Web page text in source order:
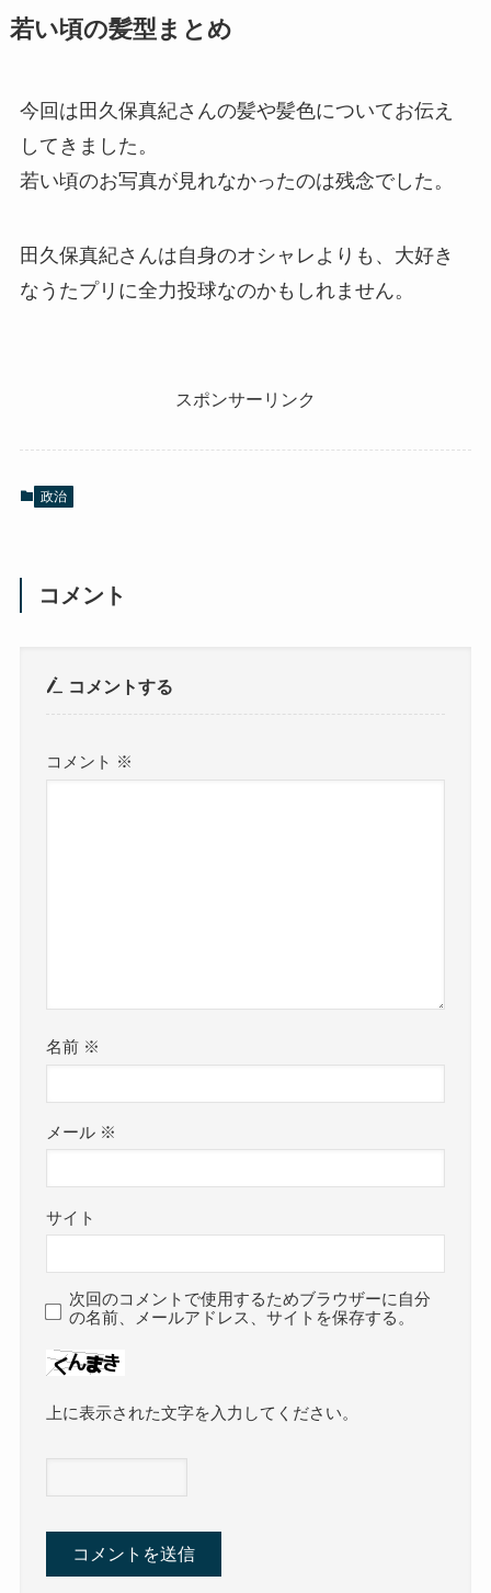
若い頃の髪型まとめ
今回は田久保真紀さんの髪や髪色についてお伝え
してきました。
若い頃のお写真が見れなかったのは残念でした。
田久保真紀さんは自身のオシャレよりも、大好き
なうたプリに全力投球なのかもしれません。
スポンサーリンク
政治
コメント
コメントする
コメント ※
名前 ※
メール ※
サイト
次回のコメントで使用するためブラウザーに自分
の名前、メールアドレス、サイトを保存する。
上に表示された文字を入力してください。